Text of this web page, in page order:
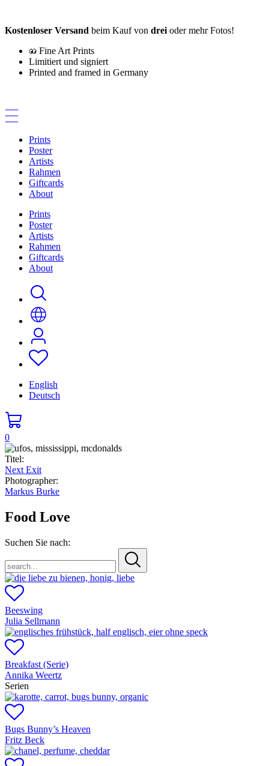
springen
Kostenloser Versand beim Kauf von drei oder mehr Fotos!
Fine Art Prints
Limitiert und signiert
Printed and framed in Germany
Prints
Poster
Artists
Rahmen
Giftcards
About
Prints
Poster
Artists
Rahmen
Giftcards
About
English
Deutsch
0
Titel:
Next Exit
Photographer:
Markus Burke
Food Love
Suchen Sie nach:
Beeswing
Julia Sellmann
Breakfast (Serie)
Annika Weertz
Serien
Bugs Bunny’s Heaven
Fritz Beck